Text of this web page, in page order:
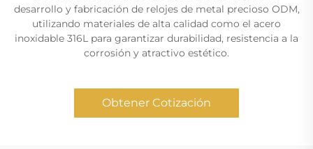
desarrollo y fabricación de relojes de metal precioso ODM,
utilizando materiales de alta calidad como el acero
inoxidable 316L para garantizar durabilidad, resistencia a la
corrosión y atractivo estético.
Obtener Cotización